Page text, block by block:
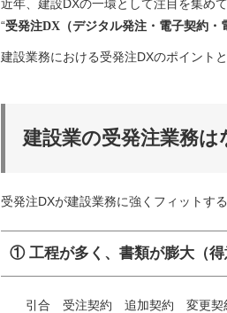
近年、建設DXの一環として注目を集め
“受発注DX（デジタル発注・電子契約・
建設業務における受発注DXのポイント
建設業の受発注業務
受発注DXが建設業務に強くフィットす
① 工程が多く、書類が膨大（得
引合 受注契約 追加契約 変更契